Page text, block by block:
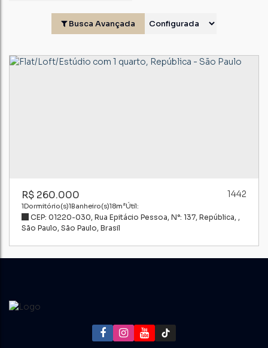
Busca Avançada
R$ 260.000 1442
CEP: 01220-030, Rua Epitácio Pessoa, N°: 137, República ,
São Paulo, São Paulo, Brasil
1Dormitório(s)1Banheiro(s) Útil:
18m²